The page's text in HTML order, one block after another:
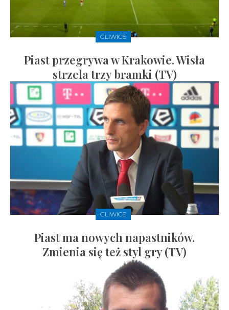
GLIWICE
Piast przegrywa w Krakowie. Wisła
strzela trzy bramki (TV)
GLIWICE
Piast ma nowych napastników.
Zmienia się też styl gry (TV)